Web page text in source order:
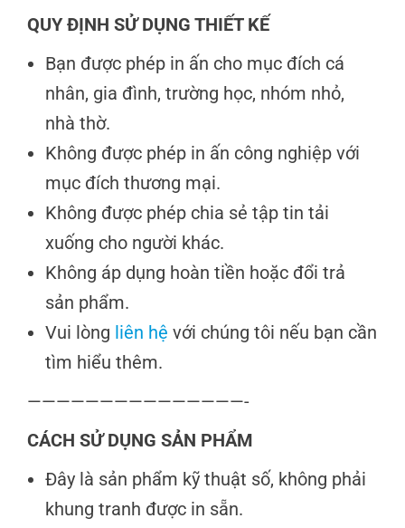
QUY ĐỊNH SỬ DỤNG THIẾT KẾ
Bạn được phép in ấn cho mục đích cá
nhân, gia đình, trường học, nhóm nhỏ,
nhà thờ.
Không được phép in ấn công nghiệp với
mục đích thương mại.
Không được phép chia sẻ tập tin tải
xuống cho người khác.
Không áp dụng hoàn tiền hoặc đổi trả
sản phẩm.
Vui lòng liên hệ với chúng tôi nếu bạn cần
tìm hiểu thêm.
———————————————-
CÁCH SỬ DỤNG SẢN PHẨM
Đây là sản phẩm kỹ thuật số, không phải
khung tranh được in sẵn.